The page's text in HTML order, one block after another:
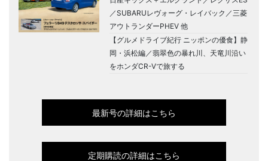
／SUBARUレヴォーグ・レイバック／三菱
アウトランダーPHEV 他
【グルメドライブ紀行 ニッポンの優食】静
岡・浜松編／翡翠色の暴れ川、天竜川沿い
をホンダCR-Vで旅する
最新号の詳細はこちら
定期購読の詳細はこちら